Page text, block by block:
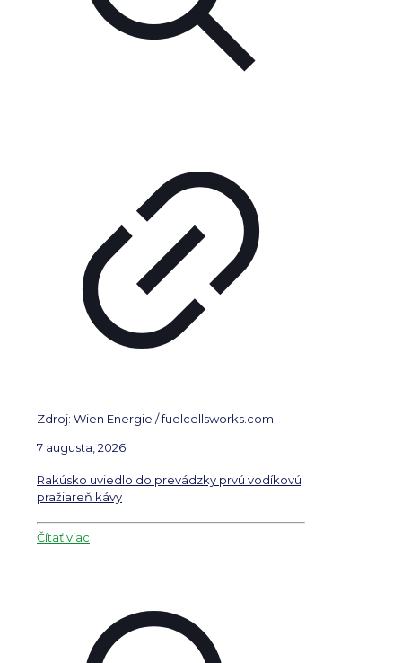
Zdroj: Wien Energie / fuelcellsworks.com
7 augusta, 2026
Rakúsko uviedlo do prevádzky prvú vodíkovú
pražiareň kávy
Čítať viac